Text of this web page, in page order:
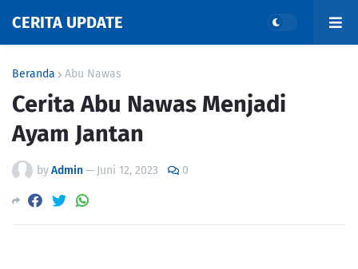
CERITA UPDATE
Beranda Abu Nawas
Cerita Abu Nawas Menjadi
Ayam Jantan
byAdmin— Juni 12, 2023 0